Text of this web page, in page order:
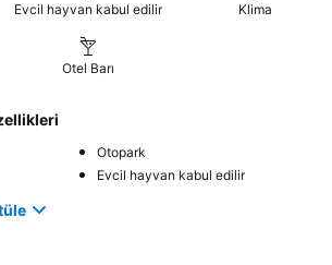
Evcil hayvan kabul edilir Klima
Otel Barı
Otopark
Evcil hayvan kabul edilir